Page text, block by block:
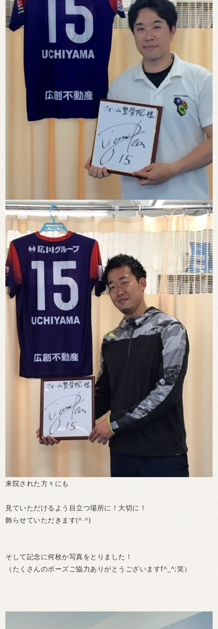
来院された方々にも
見ていただけるよう目立つ場所に！大切に！
飾らせていただきます(^ ^)
そして記念に何枚か写真をとりました！
（たくさんのポーズご協力ありがとうございますf^_^;笑）